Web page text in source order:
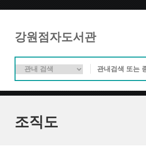
강원점자도서관
조직도